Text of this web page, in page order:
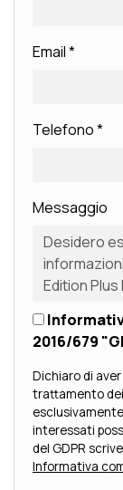
Email*
Telefono*
Messaggio
2016/679
Dichiaro di aver
trattamento
interessati
del GDPR
Informativa